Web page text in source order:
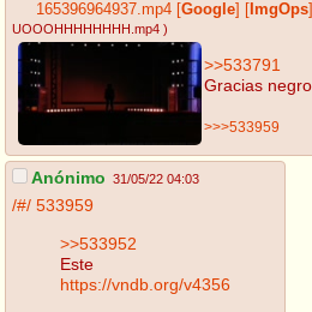
165396964937.mp4 Google ImgOps
UOOOHHHHHHHH.mp4 )
>>533791
Gracias
>>>533959
Anónimo 31/05/22 04:03
/#/ 533959
>>533952
Este
https://vndb.org/v4356